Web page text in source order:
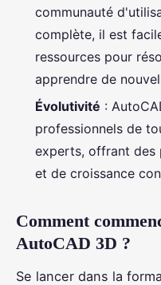
communauté
complète, il est
ressources pour
apprendre de
Évolutivité :
professionnels de
experts, offrant des
et de croissance
Comment
AutoCAD 3D ?
Se lancer dans la